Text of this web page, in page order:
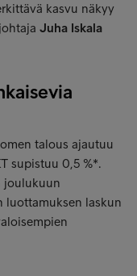
kasvu näkyy
Juha Iskala
talous ajautuu
supistuu 0,5 %*.
joulukuun
luottamuksen laskun